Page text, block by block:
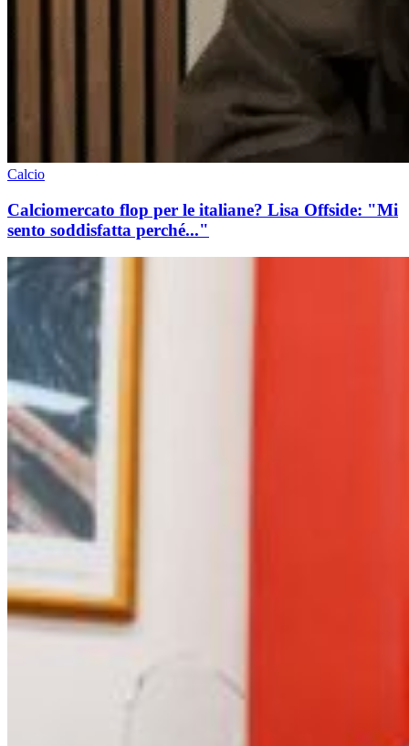
Calcio
Calciomercato flop per le italiane? Lisa Offside: "Mi
sento soddisfatta perché..."